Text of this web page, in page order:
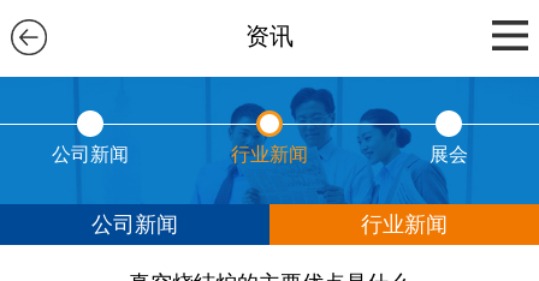
资讯
公司新闻 行业新闻 展会
公司新闻 行业新闻